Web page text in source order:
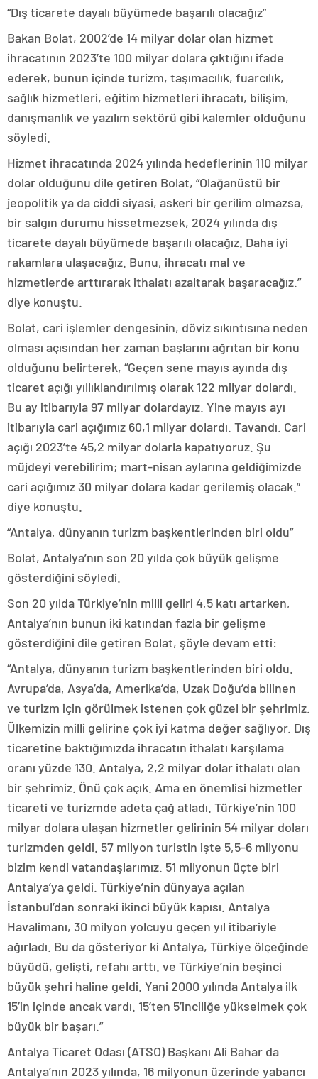
“Dış ticarete dayalı büyümede başarılı olacağız”
Bakan Bolat, 2002’de 14 milyar dolar olan hizmet
ihracatının 2023’te 100 milyar dolara çıktığını ifade
ederek, bunun içinde turizm, taşımacılık, fuarcılık,
sağlık hizmetleri, eğitim hizmetleri ihracatı, bilişim,
danışmanlık ve yazılım sektörü gibi kalemler olduğunu
söyledi.
Hizmet ihracatında 2024 yılında hedeflerinin 110 milyar
dolar olduğunu dile getiren Bolat, “Olağanüstü bir
jeopolitik ya da ciddi siyasi, askeri bir gerilim olmazsa,
bir salgın durumu hissetmezsek, 2024 yılında dış
ticarete dayalı büyümede başarılı olacağız. Daha iyi
rakamlara ulaşacağız. Bunu, ihracatı mal ve
hizmetlerde arttırarak ithalatı azaltarak başaracağız.”
diye konuştu.
Bolat, cari işlemler dengesinin, döviz sıkıntısına neden
olması açısından her zaman başlarını ağrıtan bir konu
olduğunu belirterek, “Geçen sene mayıs ayında dış
ticaret açığı yıllıklandırılmış olarak 122 milyar dolardı.
Bu ay itibarıyla 97 milyar dolardayız. Yine mayıs ayı
itibarıyla cari açığımız 60,1 milyar dolardı. Tavandı. Cari
açığı 2023’te 45,2 milyar dolarla kapatıyoruz. Şu
müjdeyi verebilirim; mart-nisan aylarına geldiğimizde
cari açığımız 30 milyar dolara kadar gerilemiş olacak.”
diye konuştu.
“Antalya, dünyanın turizm başkentlerinden biri oldu”
Bolat, Antalya’nın son 20 yılda çok büyük gelişme
gösterdiğini söyledi.
Son 20 yılda Türkiye’nin milli geliri 4,5 katı artarken,
Antalya’nın bunun iki katından fazla bir gelişme
gösterdiğini dile getiren Bolat, şöyle devam etti:
“Antalya, dünyanın turizm başkentlerinden biri oldu.
Avrupa’da, Asya’da, Amerika’da, Uzak Doğu’da bilinen
ve turizm için görülmek istenen çok güzel bir şehrimiz.
Ülkemizin milli gelirine çok iyi katma değer sağlıyor. Dış
ticaretine baktığımızda ihracatın ithalatı karşılama
oranı yüzde 130. Antalya, 2,2 milyar dolar ithalatı olan
bir şehrimiz. Önü çok açık. Ama en önemlisi hizmetler
ticareti ve turizmde adeta çağ atladı. Türkiye’nin 100
milyar dolara ulaşan hizmetler gelirinin 54 milyar doları
turizmden geldi. 57 milyon turistin işte 5,5-6 milyonu
bizim kendi vatandaşlarımız. 51 milyonun üçte biri
Antalya’ya geldi. Türkiye’nin dünyaya açılan
İstanbul’dan sonraki ikinci büyük kapısı. Antalya
Havalimanı, 30 milyon yolcuyu geçen yıl itibariyle
ağırladı. Bu da gösteriyor ki Antalya, Türkiye ölçeğinde
büyüdü, gelişti, refahı arttı. ve Türkiye’nin beşinci
büyük şehri haline geldi. Yani 2000 yılında Antalya ilk
15’in içinde ancak vardı. 15’ten 5’inciliğe yükselmek çok
büyük bir başarı.”
Antalya Ticaret Odası (ATSO) Başkanı Ali Bahar da
Antalya’nın 2023 yılında, 16 milyonun üzerinde yabancı